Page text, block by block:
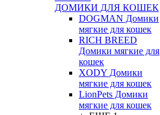
ДОМИКИ ДЛЯ КОШЕК
DOGMAN Домики
мягкие для кошек
RICH BREED
Домики мягкие для
кошек
XODY Домики
мягкие для кошек
LionPets Домики
мягкие для кошек